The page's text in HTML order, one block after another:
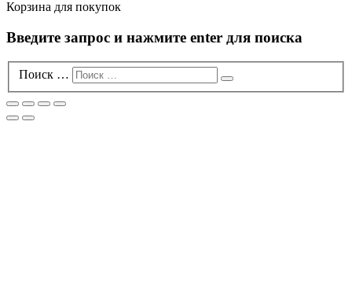
Корзина для покупок
Введите запрос и нажмите enter для поиска
Поиск …